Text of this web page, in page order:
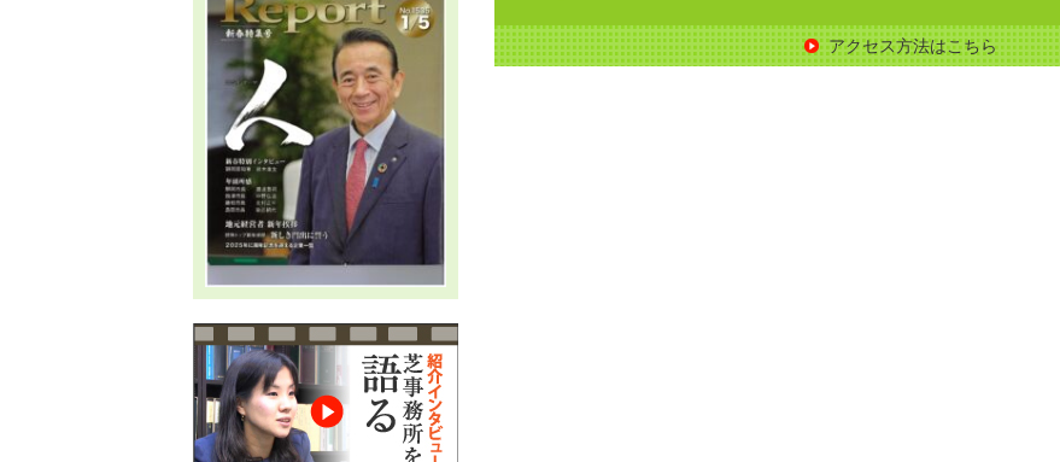
アクセス方法はこちら